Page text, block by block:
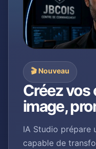
🎬 Nouveau
Créez vos
image,
IA Studio prépare
capable de